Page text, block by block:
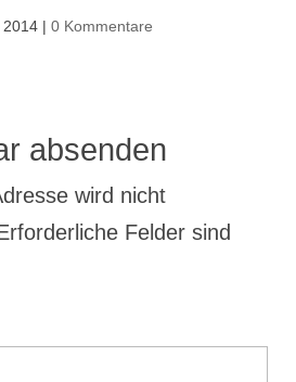
2014| 0 Kommentare
absenden
wird nicht
Felder sind